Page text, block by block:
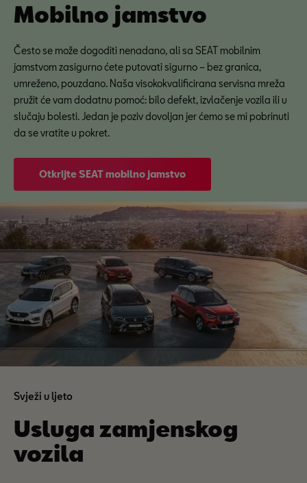
Mobilno jamstvo
Često se može dogoditi nenadano, ali sa SEAT mobilnim
jamstvom zasigurno ćete putovati sigurno – bez granica,
umreženo, pouzdano. Naša visokokvalificirana servisna mreža
pružit će vam dodatnu pomoć: bilo defekt, izvlačenje vozila ili u
slučaju bolesti. Jedan je poziv dovoljan jer ćemo se mi pobrinuti
da se vratite u pokret.
Otkrijte SEAT mobilno jamstvo
Svježi u ljeto
Usluga zamjenskog
vozila